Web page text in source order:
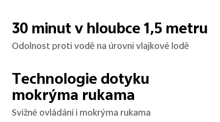
30 minut v hloubce 1,5 metru
Odolnost proti vodě na úrovni vlajkové lodě
Technologie dotyku
mokrýma rukama
Svižné ovládání i mokrýma rukama